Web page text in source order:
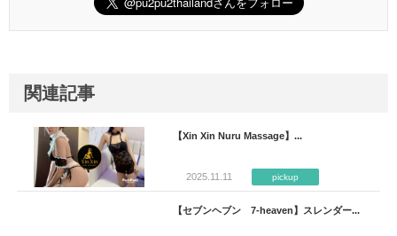
関連記事
【Xin Xin Nuru Massage】...
2025.11.11 pickup
【セブンヘブン 7-heaven】スレンダー...